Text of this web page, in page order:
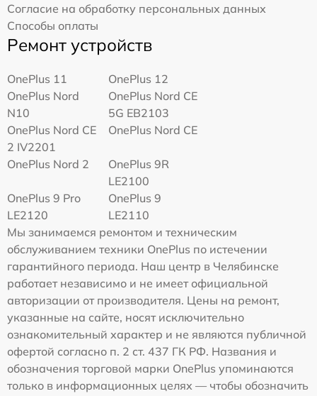
Согласие на обработку персональных данных
Способы оплаты
Ремонт устройств
OnePlus 11
OnePlus 12
OnePlus Nord
N10
OnePlus Nord CE
5G EB2103
OnePlus Nord CE
2 IV2201
OnePlus Nord CE
OnePlus Nord 2
OnePlus 9R
LE2100
OnePlus 9 Pro
LE2120
OnePlus 9
LE2110
Мы занимаемся ремонтом и техническим
обслуживанием техники OnePlus по истечении
гарантийного периода. Наш центр в Челябинске
работает независимо и не имеет официальной
авторизации от производителя. Цены на ремонт,
указанные на сайте, носят исключительно
ознакомительный характер и не являются публичной
офертой согласно п. 2 ст. 437 ГК РФ. Названия и
обозначения торговой марки OnePlus упоминаются
только в информационных целях — чтобы обозначить